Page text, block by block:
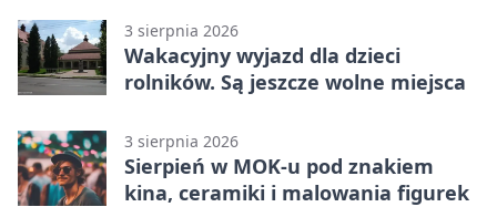
3 sierpnia 2026
Wakacyjny wyjazd dla dzieci
rolników. Są jeszcze wolne miejsca
3 sierpnia 2026
Sierpień w MOK-u pod znakiem
kina, ceramiki i malowania figurek